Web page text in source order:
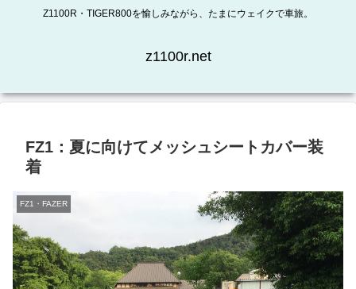
Z1100R・TIGER800を愉しみながら、たまにウェイクで車旅。
z1100r.net
FZ1：夏に向けてメッシュシートカバー装
着
FZ1・FAZER